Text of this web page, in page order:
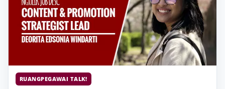
RUANGPEGAWAI TALK!